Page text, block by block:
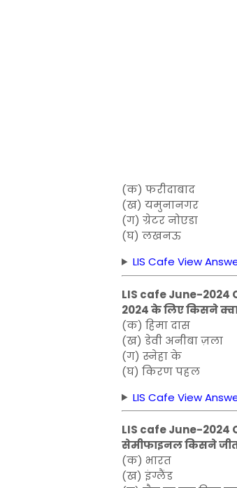
(क) फरीदाबाद
(ख) यमुनानगर
(ग) ग्रेटर नोएडा
(घ) लखनऊ
LIS Cafe View
LIS cafe June-2024
2024 के लिए किसने
(क) हिमा दास
(ख) डेवी अनीबा ज़ला
(ग) स्नेहा के
(घ) किरण पहल
LIS Cafe View
LIS cafe June-2024
सेमीफाइनल किसने
(क) भारत
(ख) इंग्लैंड